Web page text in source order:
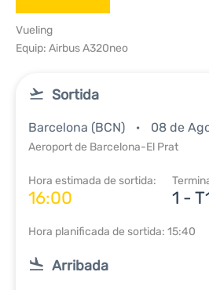
Vueling
Equip: Airbus A320neo
Sortida
Barcelona (BCN) 08 de
Aeroport de Barcelona-El Prat
Hora estimada de sortida:
16:00 1 -
Hora planificada de sortida: 15:40
Arribada